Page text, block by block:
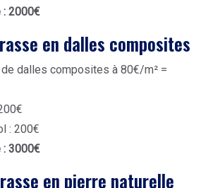
: 2000€
en dalles composites
de dalles composites à 80€/m² =
: 200€
: 3000€
en pierre naturelle